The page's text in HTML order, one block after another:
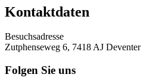
Kontaktdaten
Besuchsadresse
Zutphenseweg 6, 7418 AJ Deventer
Folgen Sie uns